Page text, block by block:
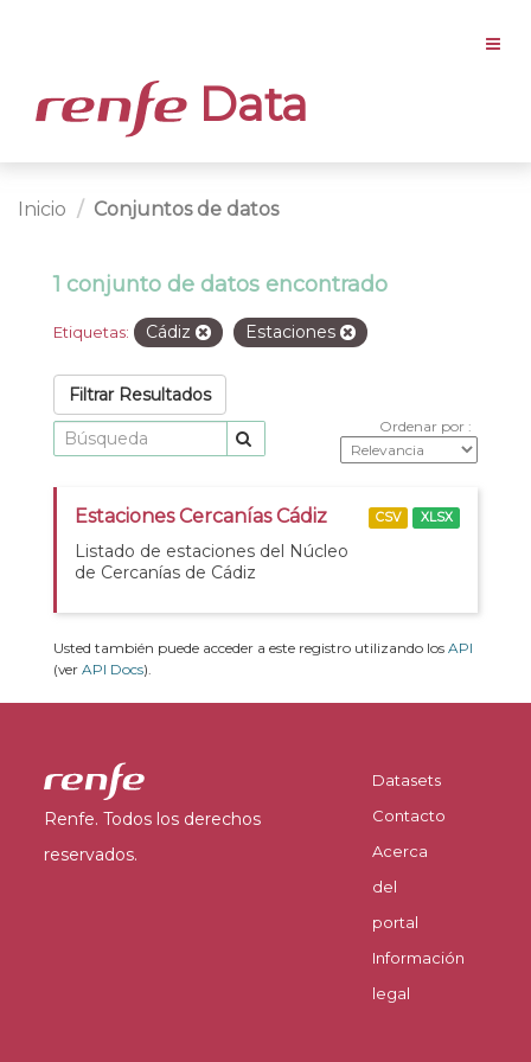
Data
Inicio Conjuntos de datos
1 conjunto de datos encontrado
Etiquetas: Cádiz Estaciones
Filtrar Resultados
Ordenar por
Estaciones Cercanías Cádiz
Listado de estaciones del Núcleo
de Cercanías de Cádiz
CSV XLSX
Usted también puede acceder a este registro utilizando los API
(ver API Docs).
Renfe. Todos los derechos
reservados.
Datasets
Contacto
Acerca
del
portal
Información
legal